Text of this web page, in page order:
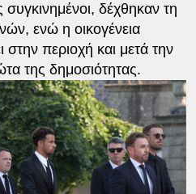
δέχθηκαν τη
ενώ η οικογένεια
στην περιοχή και μετά την
της δημοσιότητας.